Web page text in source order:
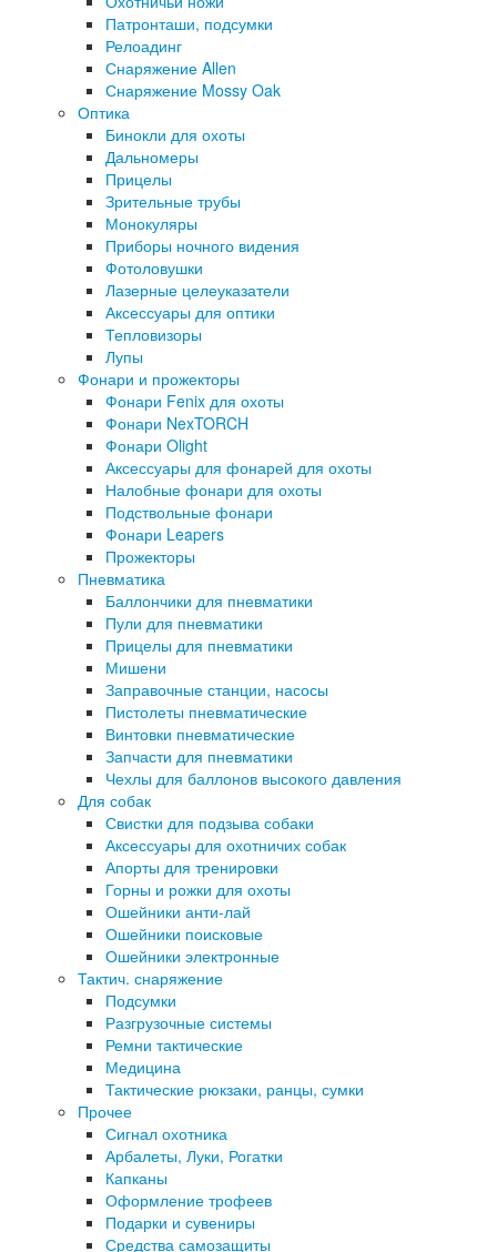
Патронташи, подсумки
Релоадинг
Снаряжение Allen
Снаряжение Mossy Oak
Оптика
Бинокли для охоты
Дальномеры
Прицелы
Зрительные трубы
Монокуляры
Приборы ночного видения
Фотоловушки
Лазерные целеуказатели
Аксессуары для оптики
Тепловизоры
Лупы
Фонари и прожекторы
Фонари Fenix для охоты
Фонари NexTORCH
Фонари Olight
Аксессуары для фонарей для охоты
Налобные фонари для охоты
Подствольные фонари
Фонари Leapers
Прожекторы
Пневматика
Баллончики для пневматики
Пули для пневматики
Прицелы для пневматики
Мишени
Заправочные станции, насосы
Пистолеты пневматические
Винтовки пневматические
Запчасти для пневматики
Чехлы для баллонов высокого давления
Для собак
Свистки для подзыва собаки
Аксессуары для охотничих собак
Апорты для тренировки
Горны и рожки для охоты
Ошейники анти-лай
Ошейники поисковые
Ошейники электронные
Тактич. снаряжение
Подсумки
Разгрузочные системы
Ремни тактические
Медицина
Тактические рюкзаки, ранцы, сумки
Прочее
Сигнал охотника
Арбалеты, Луки, Рогатки
Капканы
Оформление трофеев
Подарки и сувениры
Средства самозащиты